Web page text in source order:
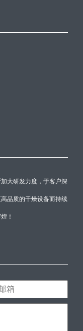
大研发力度，于客户深
品质的干燥设备而持续
！